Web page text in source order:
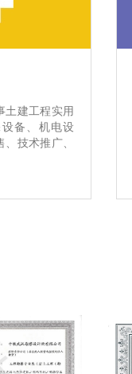
土建工程实用
备、机电设
技术推广、